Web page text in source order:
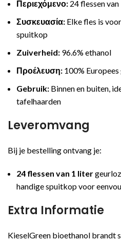
Περιεχόμενο: 24 flessen
Συσκευασία: Elke fles is
spuitkop
Zuiverheid: 96.6% ethanol
Προέλευση: 100%
Gebruik: Binnen en buiten,
tafelhaarden
Leveromvang
Bij je bestelling ontvang je:
24 flessen van 1 liter
handige spuitkop voor
Extra Informatie
KieselGreen bioethanol brandt